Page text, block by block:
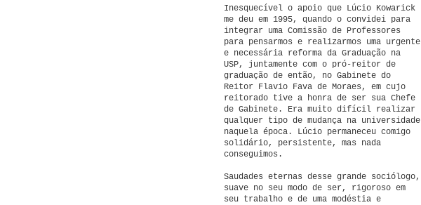
Inesquecível o apoio que Lúcio Kowarick
me deu em 1995, quando o convidei para
integrar uma Comissão de Professores
para pensarmos e realizarmos uma urgente
e necessária reforma da Graduação na
USP, juntamente com o pró-reitor de
graduação de então, no Gabinete do
Reitor Flavio Fava de Moraes, em cujo
reitorado tive a honra de ser sua Chefe
de Gabinete. Era muito difícil realizar
qualquer tipo de mudança na universidade
naquela época. Lúcio permaneceu comigo
solidário, persistente, mas nada
conseguimos.
Saudades eternas desse grande sociólogo,
suave no seu modo de ser, rigoroso em
seu trabalho e de uma modéstia e